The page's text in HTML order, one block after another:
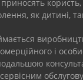
як дитині,
і